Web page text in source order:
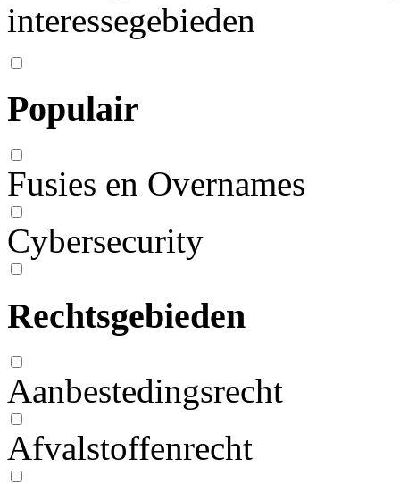
interessegebieden
Populair
Fusies en Overnames
Cybersecurity
Rechtsgebieden
Aanbestedingsrecht
Afvalstoffenrecht